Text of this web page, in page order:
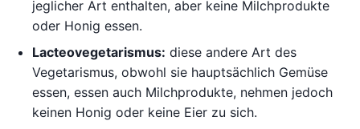
jeglicher Art enthalten, aber keine Milchprodukte
oder Honig essen.
Lacteovegetarismus: diese andere Art des
Vegetarismus, obwohl sie hauptsächlich Gemüse
essen, essen auch Milchprodukte, nehmen jedoch
keinen Honig oder keine Eier zu sich.